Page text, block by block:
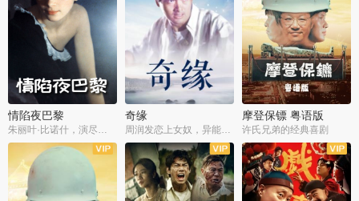
情陷夜巴黎
朱丽叶·比诺什，演尽失爱之痛
奇缘
周润发恋上女奴，异能护体战邪派
摩登保镖 粤语版
许氏兄弟的经典喜剧